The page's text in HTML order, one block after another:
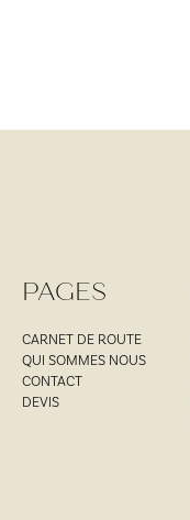
PAGES
CARNET DE ROUTE
QUI SOMMES NOUS
CONTACT
DEVIS